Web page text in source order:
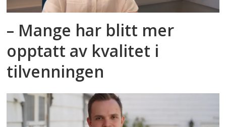
– Mange har blitt mer
opptatt av kvalitet i
tilvenningen